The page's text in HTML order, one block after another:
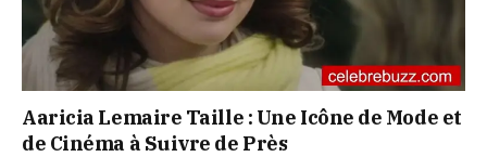
Aaricia Lemaire Taille : Une Icône de Mode et
de Cinéma à Suivre de Près